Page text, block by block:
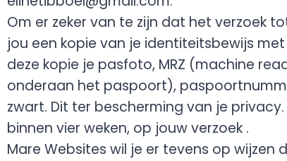
Om er zeker van te zijn dat het verzoek
jou een kopie van je identiteitsbewijs
deze kopie je pasfoto, MRZ (machine
onderaan het paspoort),
zwart. Dit ter bescherming van je
binnen vier weken, op jouw verzoek .
Mare Websites wil je er tevens op